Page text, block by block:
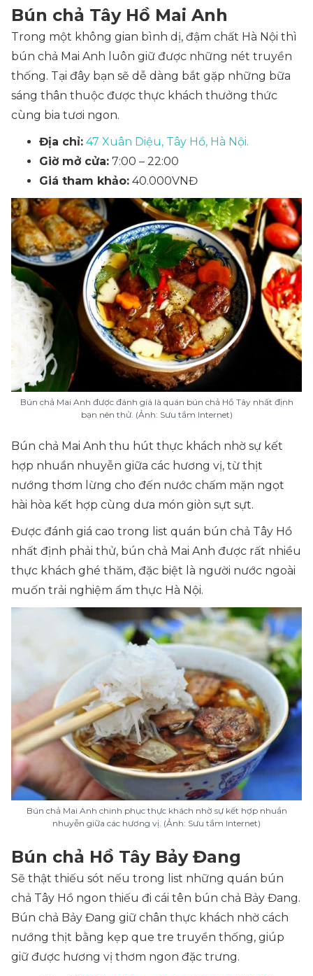
Bún chả Tây Hồ Mai Anh
Trong một không gian bình dị, đậm chất Hà Nội thì
bún chả Mai Anh luôn giữ được những nét truyền
thống. Tại đây bạn sẽ dễ dàng bắt gặp những bữa
sáng thân thuộc được thực khách thưởng thức
cùng bia tươi ngon.
Địa chỉ: 47 Xuân Diệu, Tây Hồ, Hà Nội.
Giờ mở cửa: 7:00 – 22:00
Giá tham khảo: 40.000VNĐ
Bún chả Mai Anh được đánh giá là quán bún chả Hồ Tây nhất định
bạn nên thử. (Ảnh: Sưu tầm Internet)
Bún chả Mai Anh thu hút thực khách nhờ sự kết
hợp nhuần nhuyễn giữa các hương vị, từ thịt
nướng thơm lừng cho đến nước chấm mặn ngọt
hài hòa kết hợp cùng dưa món giòn sựt sựt.
Được đánh giá cao trong list quán bún chả Tây Hồ
nhất định phải thử, bún chả Mai Anh được rất nhiều
thực khách ghé thăm, đặc biệt là người nước ngoài
muốn trải nghiệm ẩm thực Hà Nội.
Bún chả Mai Anh chinh phục thực khách nhờ sự kết hợp nhuần
nhuyễn giữa các hương vị. (Ảnh: Sưu tầm Internet)
Bún chả Hồ Tây Bảy Đang
Sẽ thật thiếu sót nếu trong list những quán bún
chả Tây Hồ ngon thiếu đi cái tên bún chả Bảy Đang.
Bún chả Bảy Đang giữ chân thực khách nhờ cách
nướng thịt bằng kẹp que tre truyền thống, giúp
giữ được hương vị thơm ngon đặc trưng.